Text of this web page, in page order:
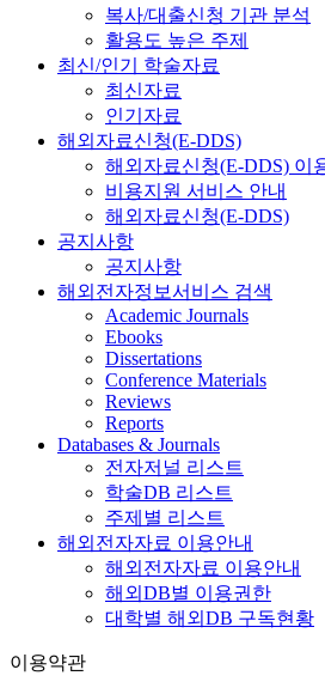
복사/대출신청 기관 분석
활용도 높은 주제
최신/인기 학술자료
최신자료
인기자료
해외자료신청(E-DDS)
해외자료신청(E-DDS) 이
비용지원 서비스 안내
해외자료신청(E-DDS)
공지사항
공지사항
해외전자정보서비스 검색
Academic Journals
Ebooks
Dissertations
Conference Materials
Reviews
Reports
Databases & Journals
전자저널 리스트
학술DB 리스트
주제별 리스트
해외전자자료 이용안내
해외전자자료 이용안내
해외DB별 이용권한
대학별 해외DB 구독현황
이용약관